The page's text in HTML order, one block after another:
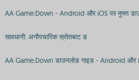
AA Game:Down - Android और iOS पर मुफ्त
सावधानी: अनौपचारिक स्रोतबाट ड
AA Game:Down डाउनलोड गाइड - Android और